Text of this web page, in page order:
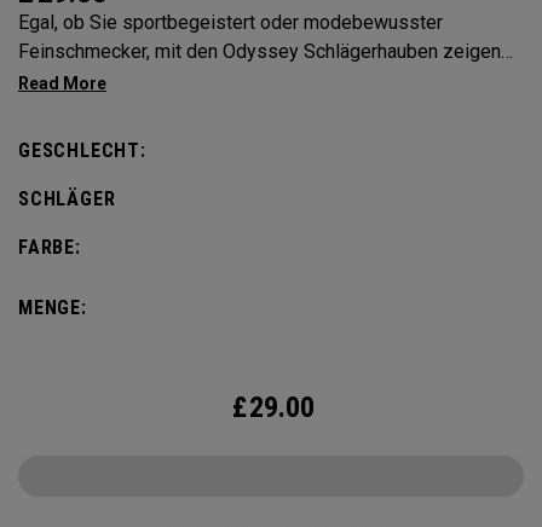
Egal, ob Sie sportbegeistert oder modebewusster
Feinschmecker, mit den Odyssey Schlägerhauben zeigen
Sie Ihre Persönlichkeit
GESCHLECHT:
SCHLÄGER
FARBE:
MENGE:
£29.00